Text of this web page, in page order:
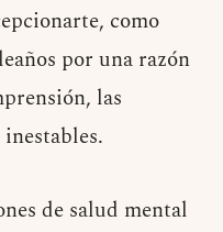
como
por una razón
las
de salud mental